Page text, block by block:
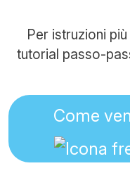
Per istruzioni
tutorial passo-
Come